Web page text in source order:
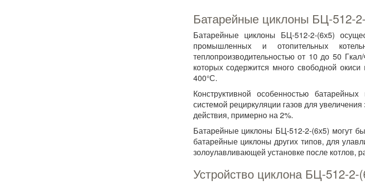
Батарейные циклоны БЦ-512-
Батарейные циклоны БЦ-512-2-(6х5)
промышленных и отопительных
теплопроизводительностью от 10 до 50
которых содержится много свободной
400°С.
Конструктивной особенностью
системой рециркуляции газов для
действия, примерно на 2%.
Батарейные циклоны БЦ-512-2-(6х5) могут
батарейные циклоны других типов, для
золоулавливающей установке после котлов,
Устройство циклона БЦ-512-2-